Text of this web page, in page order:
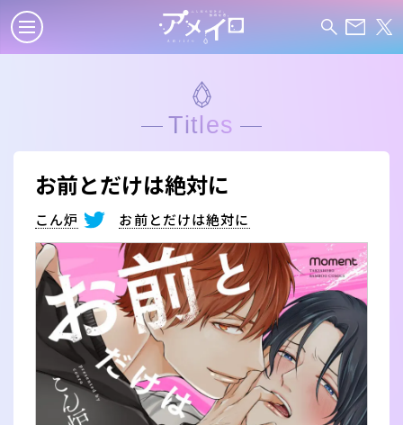
Titles
お前とだけは絶対に
こん炉 お前とだけは絶対に